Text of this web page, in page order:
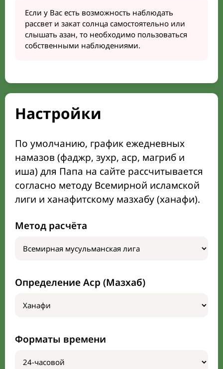
Если у Вас есть возможность наблюдать
рассвет и закат солнца самостоятельно или
слышать азан, то необходимо пользоваться
собственными наблюдениями.
Настройки
По умолчанию, график ежедневных
намазов (фаджр, зухр, аср, магриб и
иша) для Папа на сайте рассчитывается
согласно методу Всемирной исламской
лиги и ханафитскому мазхабу (ханафи).
Метод расчёта
Определение Аср (Мазхаб)
Форматы времени